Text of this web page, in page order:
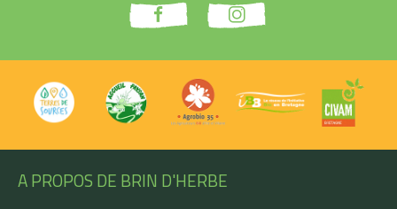
A PROPOS DE BRIN D'HERBE